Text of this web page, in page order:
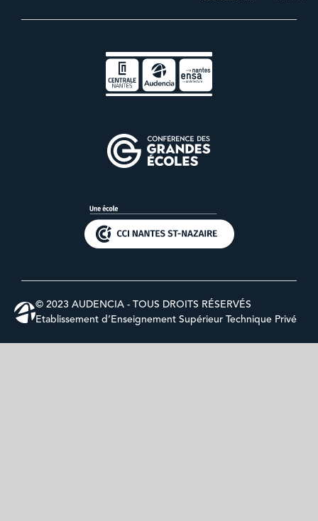
© 2023 AUDENCIA - TOUS DROITS RÉSERVÉS
Etablissement d’Enseignement Supérieur Technique Privé